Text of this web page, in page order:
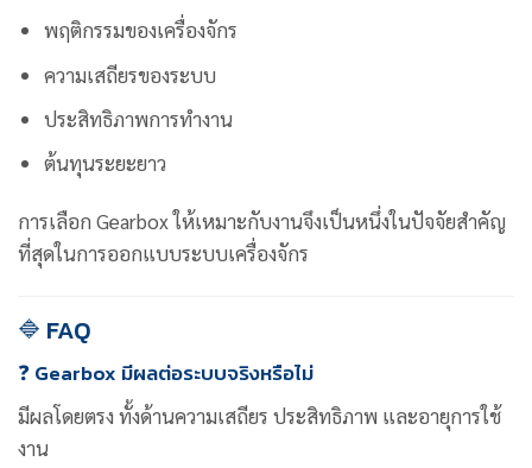
พฤติกรรมของเครื่องจักร
ความเสถียรของระบบ
ประสิทธิภาพการทำงาน
ต้นทุนระยะยาว
การเลือก Gearbox ให้เหมาะกับงานจึงเป็นหนึ่งในปัจจัยสำคัญ
ที่สุดในการออกแบบระบบเครื่องจักร
🔷 FAQ
❓ Gearbox มีผลต่อระบบจริงหรือไม่
มีผลโดยตรง ทั้งด้านความเสถียร ประสิทธิภาพ และอายุการใช้
งาน